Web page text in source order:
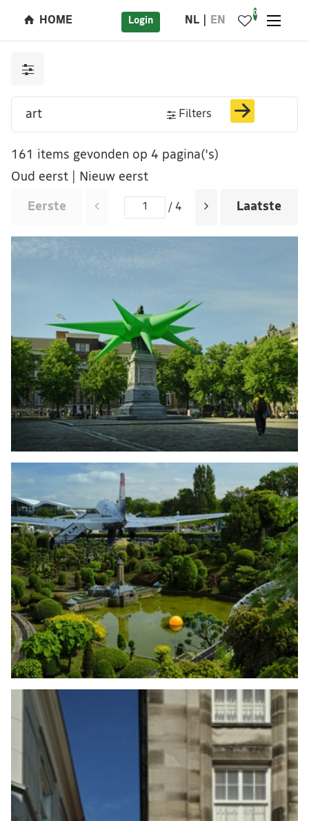
HOME Login NL EN
0
Filters
161 items gevonden op 4 pagina('s)
Oud eerst
Nieuw eerst
Eerste / 4 Laatste